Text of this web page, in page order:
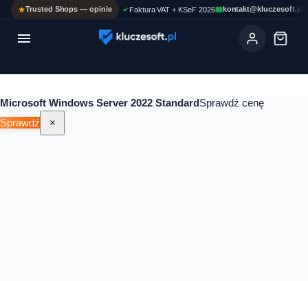
Trusted Shops — opinie Faktura VAT + KSeF 2026 kontakt@kluczesoft.pl

Microsoft Windows Server 2022 StandardSprawdź cenę
Sprawdź
×
ASYSTENT AI